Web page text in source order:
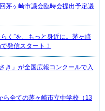
茅ヶ崎市議会臨時会提出予定議
く”を、もっと身近に。茅ヶ崎
発信スタート！
」が全国広報コンクールで入
全ての茅ヶ崎市立中学校（13